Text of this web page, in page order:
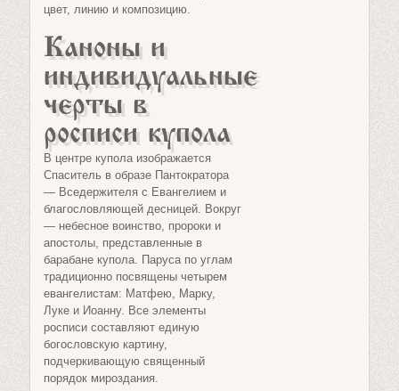
цвет, линию и композицию.
Каноны и
индивидуальные
черты в
росписи купола
В центре купола изображается
Спаситель в образе Пантократора
— Вседержителя с Евангелием и
благословляющей десницей. Вокруг
— небесное воинство, пророки и
апостолы, представленные в
барабане купола. Паруса по углам
традиционно посвящены четырем
евангелистам: Матфею, Марку,
Луке и Иоанну. Все элементы
росписи составляют единую
богословскую картину,
подчеркивающую священный
порядок мироздания.